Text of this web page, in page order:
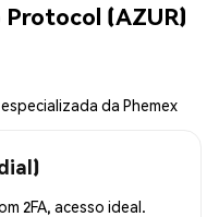
Protocol (AZUR)
da Phemex
2FA, acesso ideal.